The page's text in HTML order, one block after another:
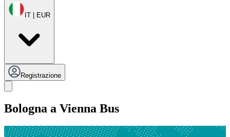
IT | EUR
Registrazione
Bologna a Vienna Bus